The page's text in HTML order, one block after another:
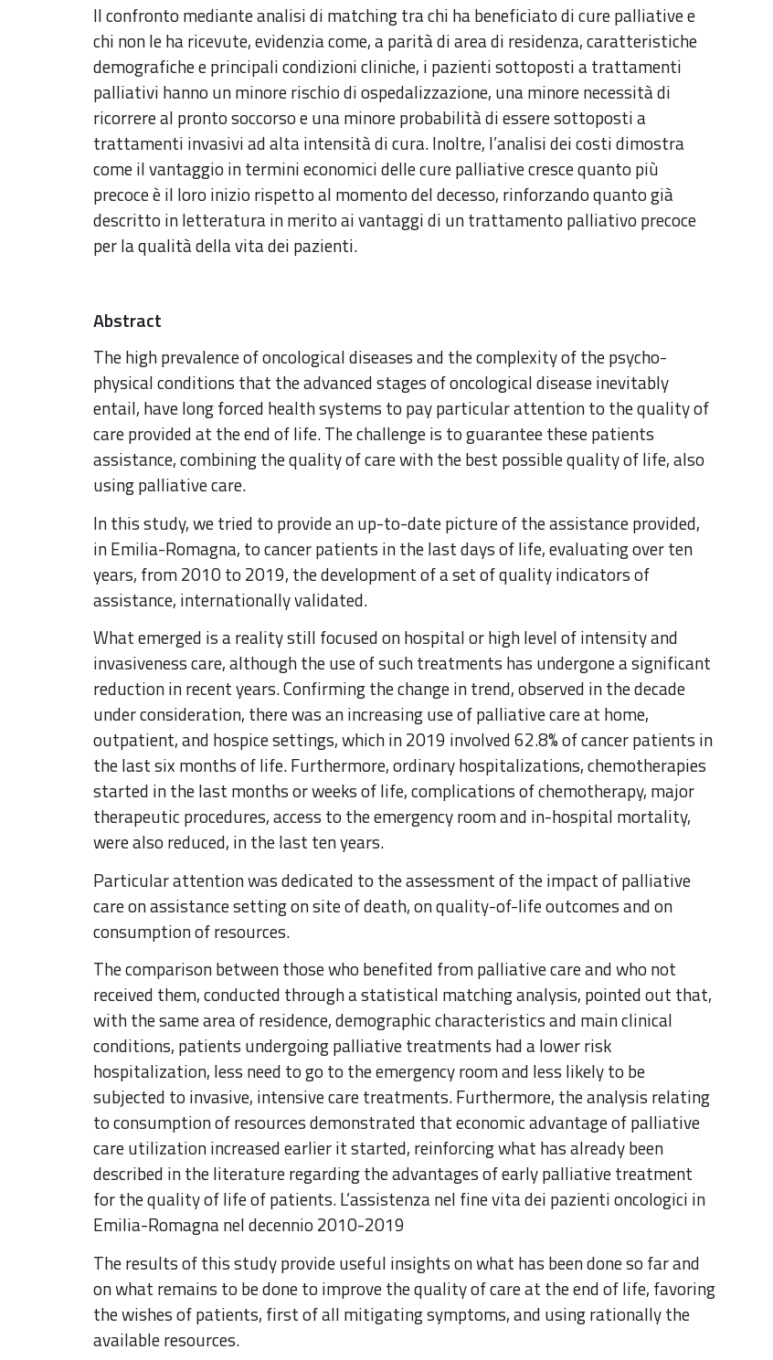
Il confronto mediante analisi di matching tra chi ha beneficiato di cure palliative e
chi non le ha ricevute, evidenzia come, a parità di area di residenza, caratteristiche
demografiche e principali condizioni cliniche, i pazienti sottoposti a trattamenti
palliativi hanno un minore rischio di ospedalizzazione, una minore necessità di
ricorrere al pronto soccorso e una minore probabilità di essere sottoposti a
trattamenti invasivi ad alta intensità di cura. Inoltre, l’analisi dei costi dimostra
come il vantaggio in termini economici delle cure palliative cresce quanto più
precoce è il loro inizio rispetto al momento del decesso, rinforzando quanto già
descritto in letteratura in merito ai vantaggi di un trattamento palliativo precoce
per la qualità della vita dei pazienti.
Abstract
The high prevalence of oncological diseases and the complexity of the psycho-
physical conditions that the advanced stages of oncological disease inevitably
entail, have long forced health systems to pay particular attention to the quality of
care provided at the end of life. The challenge is to guarantee these patients
assistance, combining the quality of care with the best possible quality of life, also
using palliative care.
In this study, we tried to provide an up-to-date picture of the assistance provided,
in Emilia-Romagna, to cancer patients in the last days of life, evaluating over ten
years, from 2010 to 2019, the development of a set of quality indicators of
assistance, internationally validated.
What emerged is a reality still focused on hospital or high level of intensity and
invasiveness care, although the use of such treatments has undergone a significant
reduction in recent years. Confirming the change in trend, observed in the decade
under consideration, there was an increasing use of palliative care at home,
outpatient, and hospice settings, which in 2019 involved 62.8% of cancer patients in
the last six months of life. Furthermore, ordinary hospitalizations, chemotherapies
started in the last months or weeks of life, complications of chemotherapy, major
therapeutic procedures, access to the emergency room and in-hospital mortality,
were also reduced, in the last ten years.
Particular attention was dedicated to the assessment of the impact of palliative
care on assistance setting on site of death, on quality-of-life outcomes and on
consumption of resources.
The comparison between those who benefited from palliative care and who not
received them, conducted through a statistical matching analysis, pointed out that,
with the same area of residence, demographic characteristics and main clinical
conditions, patients undergoing palliative treatments had a lower risk
hospitalization, less need to go to the emergency room and less likely to be
subjected to invasive, intensive care treatments. Furthermore, the analysis relating
to consumption of resources demonstrated that economic advantage of palliative
care utilization increased earlier it started, reinforcing what has already been
described in the literature regarding the advantages of early palliative treatment
for the quality of life of patients. L’assistenza nel fine vita dei pazienti oncologici in
Emilia-Romagna nel decennio 2010-2019
The results of this study provide useful insights on what has been done so far and
on what remains to be done to improve the quality of care at the end of life, favoring
the wishes of patients, first of all mitigating symptoms, and using rationally the
available resources.